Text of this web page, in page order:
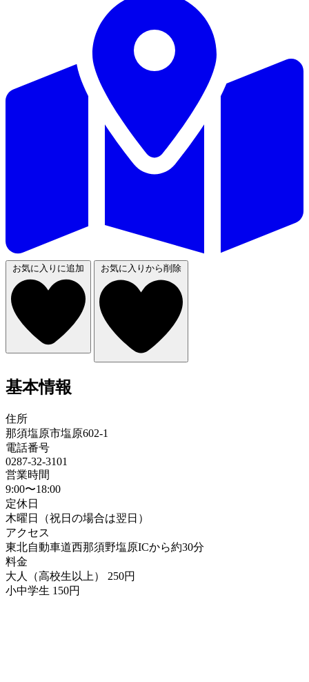
お気に入りに追加 お気に入りから削除
基本情報
住所
那須塩原市塩原602-1
電話番号
0287-32-3101
営業時間
9:00〜18:00
定休日
木曜日（祝日の場合は翌日）
アクセス
東北自動車道西那須野塩原ICから約30分
料金
大人（高校生以上） 250円
小中学生 150円